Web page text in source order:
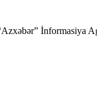
İnformasiya